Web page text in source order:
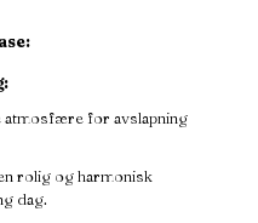
atmosfære for avslapning
rolig og harmonisk
dag.